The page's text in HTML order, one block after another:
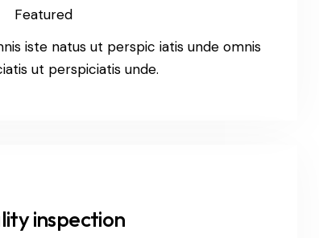
Featured
iste natus ut perspic iatis unde omnis
ut perspiciatis unde.
inspection